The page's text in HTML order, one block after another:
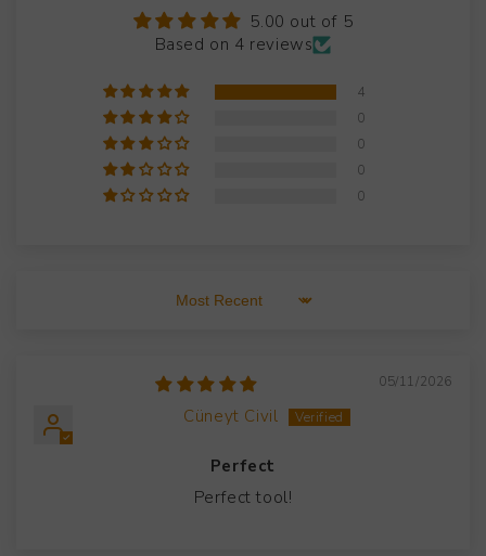
5.00 out of 5
Based on 4 reviews
4
0
0
0
0
Sort by
05/11/2026
Cüneyt Civil
Perfect
Perfect tool!